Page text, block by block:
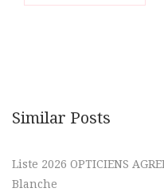
Similar Posts
Liste 2026 OPTICIENS
Blanche